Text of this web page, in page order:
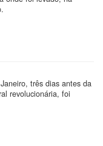
três dias antes da
revolucionária, foi